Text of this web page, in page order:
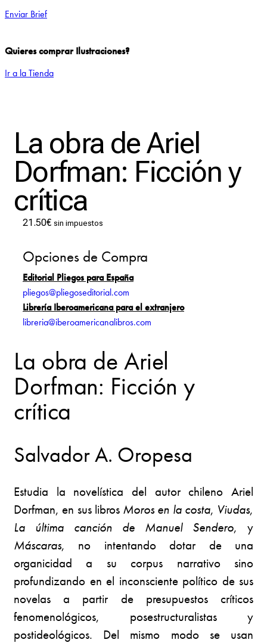
Enviar Brief
Quieres comprar Ilustraciones?
Ir a la Tienda
La obra de Ariel
Dorfman: Ficción y
crítica
21.50€ sin impuestos
Opciones de Compra
Editorial Pliegos para España
pliegos@pliegoseditorial.com
Librería Iberoamericana para el extranjero
libreria@iberoamericanalibros.com
La obra de Ariel
Dorfman: Ficción y
crítica
Salvador A. Oropesa
Estudia la novelística del autor chileno Ariel
Dorfman, en sus libros Moros en la costa, Viudas,
La última
canción de Manuel Sendero, y
Máscaras, no intentando dotar de una
organicidad a su corpus narrativo sino
profundizando en el inconsciente político de sus
novelas a partir de presupuestos críticos
fenomenológicos, posestructuralistas y
postideológicos. Del mismo modo se usan